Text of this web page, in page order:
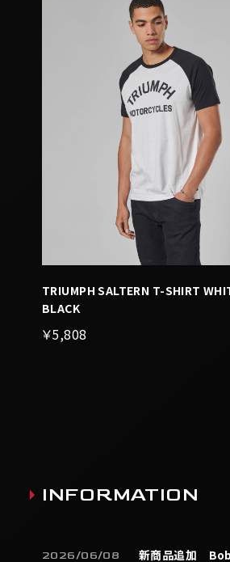
TRIUMPH SALTERN T-SHIRT
BLACK
￥5,808
INFORMATION
2026/06/08 新商品追加